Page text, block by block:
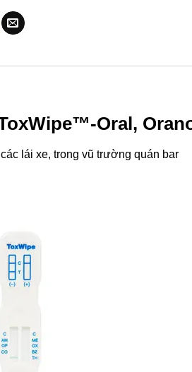
Oral,
lái xe, trong vũ trường quán bar